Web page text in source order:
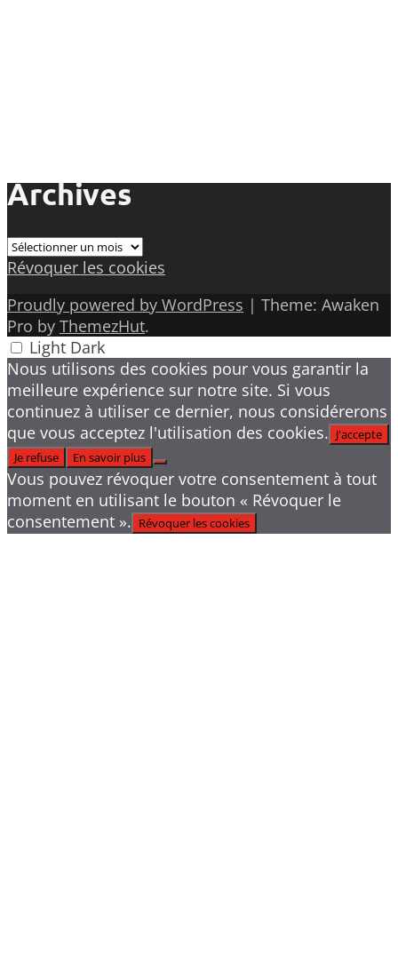
Archives
Archives
Révoquer les cookies
Proudly powered by WordPress | Theme: Awaken
Pro by ThemezHut.
Light Dark
Nous utilisons des cookies pour vous garantir la
meilleure expérience sur notre site. Si vous
continuez à utiliser ce dernier, nous considérerons
que vous acceptez l'utilisation des cookies. J'accepte
Je refuse
En savoir plus
Vous pouvez révoquer votre consentement à tout
moment en utilisant le bouton « Révoquer le
consentement ». Révoquer les cookies